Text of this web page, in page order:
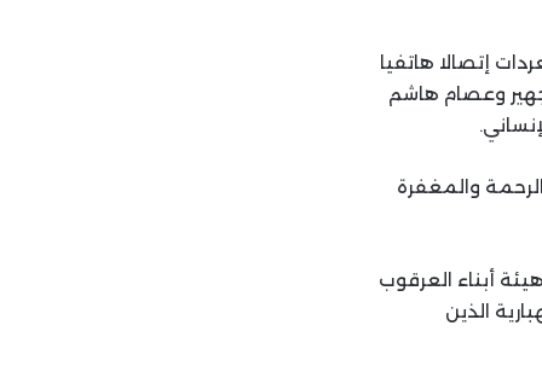
إتصالا هاتفيا
وعصام هاشم
والمغفرة
أبناء العرقوب
الذين